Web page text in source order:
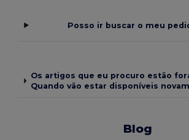
Posso ir buscar o meu
Os artigos que eu procuro estão
Quando vão estar disponíveis
Blog